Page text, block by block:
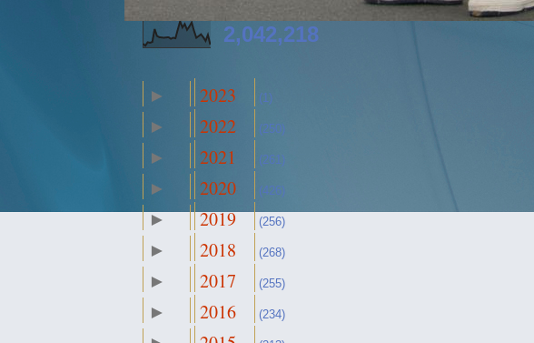
2,042,218
► 2023 (1)
► 2022 (250)
► 2021 (261)
► 2020 (426)
► 2019 (256)
► 2018 (268)
► 2017 (255)
► 2016 (234)